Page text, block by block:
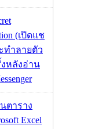
(เปิดแช
ทำลายตัว
หลังอ่าน
ตาราง
Excel